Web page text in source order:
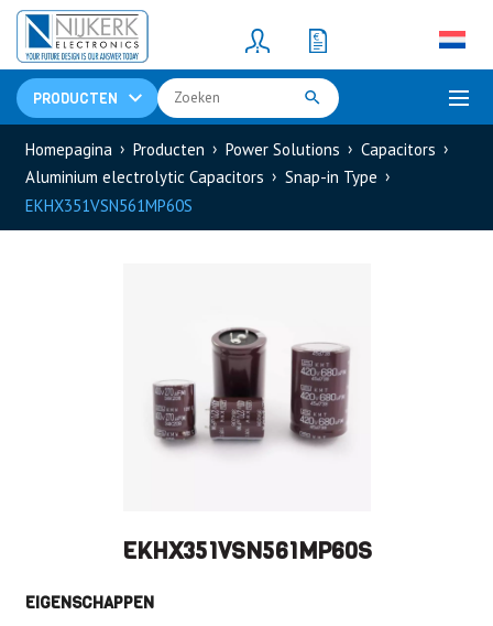
PRODUCTEN
Resistors(781)
Shunt Resistor
Homepagina Producten Power Solutions
Capacitors
Aluminium electrolytic Capacitors
Snap-in Type
EKHX351VSN561MP60S
EKHX351VSN561MP60S
EIGENSCHAPPEN